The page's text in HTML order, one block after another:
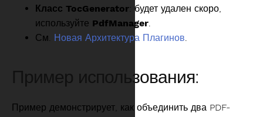
Класс TocGenerator: будет удален скоро,
используйте PdfManager
См. Новая Архитектура Плагинов
Пример использования:
Пример демонстрирует, как объединить два PDF-